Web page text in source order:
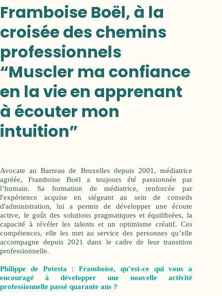
Framboise Boël, à la
croisée des chemins
professionnels
“Muscler ma confiance
en la vie en apprenant
à écouter mon
intuition”
Avocate au Barreau de Bruxelles depuis 2001, médiatrice
agréée, Framboise Boël a toujours été passionnée par
l’humain. Sa formation de médiatrice, renforcée par
l'expérience acquise en siégeant au sein de conseils
d'administration, lui a permis de développer une écoute
active, le goût des solutions pragmatiques et équilibrées, la
capacité à révéler les talents et un optimisme créatif. Ces
compétences, elle les met au service des personnes qu’elle
accompagne depuis 2021 dans le cadre de leur transition
professionnelle.
Philippe de Potesta : Framboise, qu’est-ce qui vous a
encouragé à développer une nouvelle activité
professionnelle passé quarante ans ?